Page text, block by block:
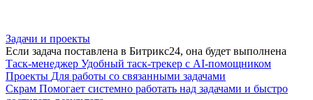
Задачи и проекты
Если задача поставлена в Битрикс24, она будет выполнена
Таск-менеджер Удобный таск-трекер с AI-помощником
Проекты Для работы со связанными задачами
Скрам Помогает системно работать над задачами и быстро